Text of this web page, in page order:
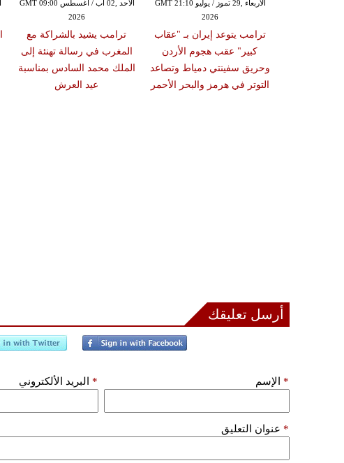
الأحد ,02 آب / أغسطس GMT 09:00
2026
ترامب يشيد بالشراكة مع
المغرب في رسالة تهنئة إلى
الملك محمد السادس بمناسبة
عيد العرش
الأربعاء ,29 تموز / يوليو GMT 21:10
2026
ترامب يتوعد إيران بـ "عقاب
كبير" عقب هجوم الأردن
وحريق سفينتي دمياط وتصاعد
التوتر في هرمز والبحر الأحمر
أرسل تعليقك
الإسم * البريد الألكتروني *
عنوان التعليق *